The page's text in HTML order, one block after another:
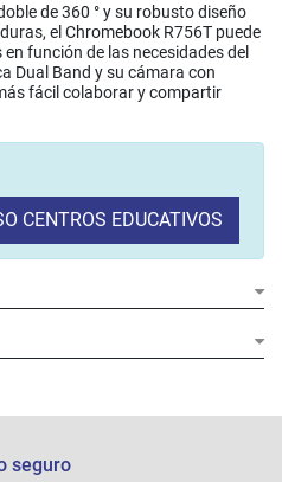
de 360 ° y su robusto diseño
el Chromebook R756T puede
función de las necesidades del
Dual Band y su cámara con
fácil colaborar y compartir
CENTROS EDUCATIVOS
seguro